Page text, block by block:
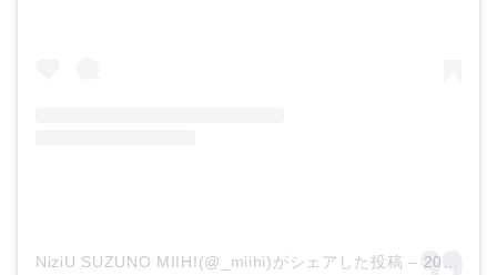
NiziU SUZUNO MIIHI(@_miihi)がシェアした投稿 – 2020年 4月月13日午後8時02分PDT